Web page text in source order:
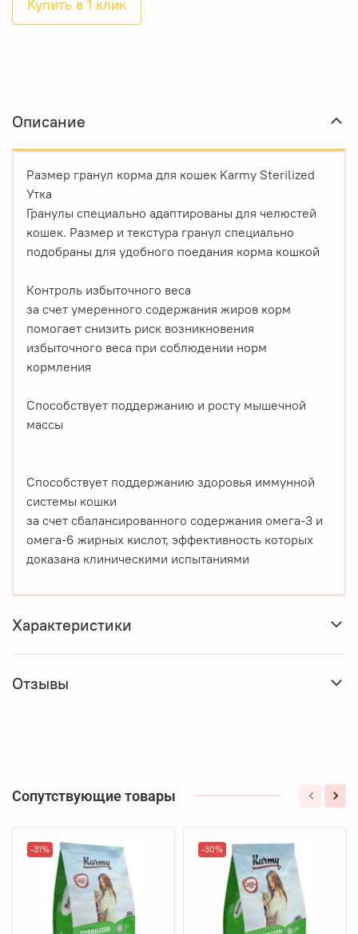
Купить в 1 клик
Описание
Размер гранул корма для кошек Karmy Sterilized
Утка
Гранулы специально адаптированы для челюстей
кошек. Размер и текстура гранул специально
подобраны для удобного поедания корма кошкой
Контроль избыточного веса
за счет умеренного содержания жиров корм
помогает снизить риск возникновения
избыточного веса при соблюдении норм
кормления
Способствует поддержанию и росту мышечной
массы
Способствует поддержанию здоровья иммунной
системы кошки
за счет сбалансированного содержания омега-3 и
омега-6 жирных кислот, эффективность которых
доказана клиническими испытаниями
Характеристики
Отзывы
Сопутствующие товары
-31% -30%